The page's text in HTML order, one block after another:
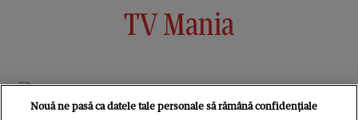
TV Mania
Nouă ne pasă ca datele tale personale să rămână confidențiale